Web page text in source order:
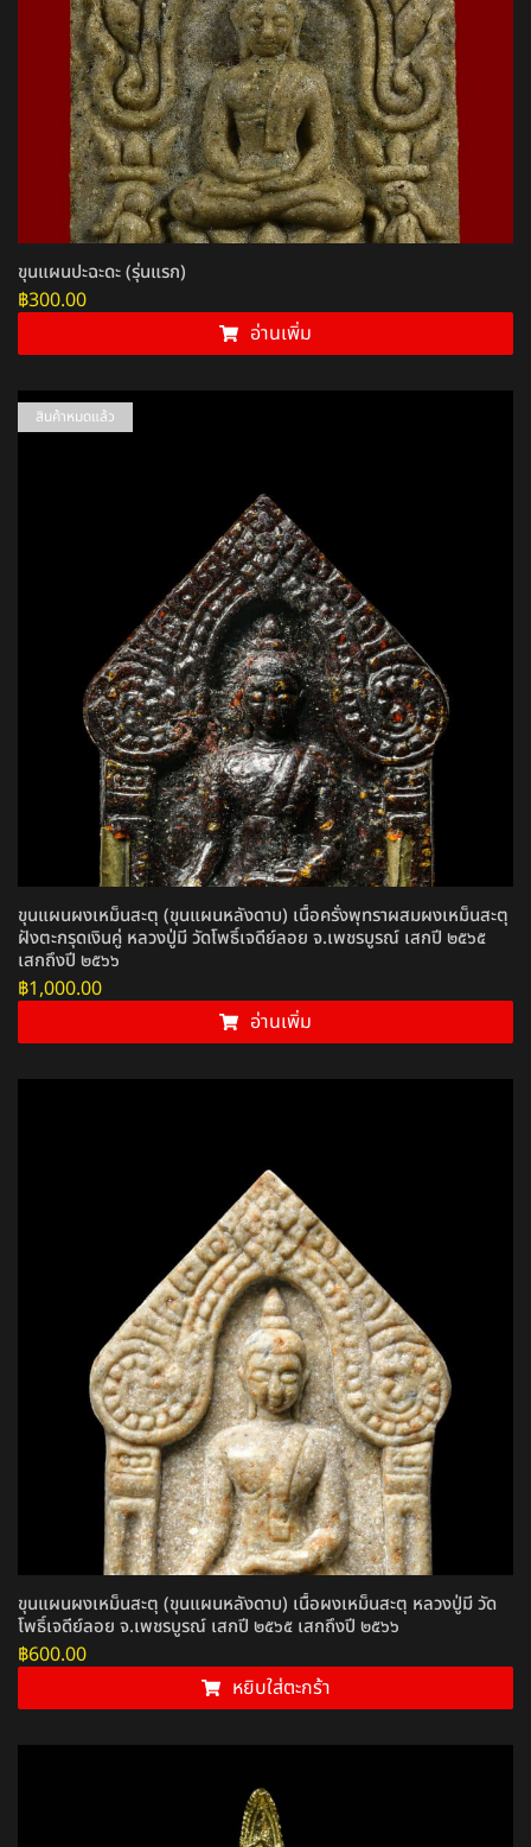
ขุนแผนปะฉะดะ (รุ่นแรก)
฿300.00
อ่านเพิ่ม
สินค้าหมดแล้ว
ขุนแผนผงเหม็นสะตุ (ขุนแผนหลังดาบ) เนื้อครั่งพุทราผสมผงเหม็นสะตุ
ฝังตะกรุดเงินคู่ หลวงปู่มี วัดโพธิ์เจดีย์ลอย จ.เพชรบูรณ์ เสกปี ๒๕๖๕
เสกถึงปี ๒๕๖๖
฿1,000.00
อ่านเพิ่ม
ขุนแผนผงเหม็นสะตุ (ขุนแผนหลังดาบ) เนื้อผงเหม็นสะตุ หลวงปู่มี วัด
โพธิ์เจดีย์ลอย จ.เพชรบูรณ์ เสกปี ๒๕๖๕ เสกถึงปี ๒๕๖๖
฿600.00
หยิบใส่ตะกร้า